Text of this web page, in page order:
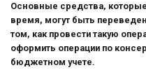
Основные средства,
время, могут быть
том, как провести такую
оформить операции по
бюджетном учете.